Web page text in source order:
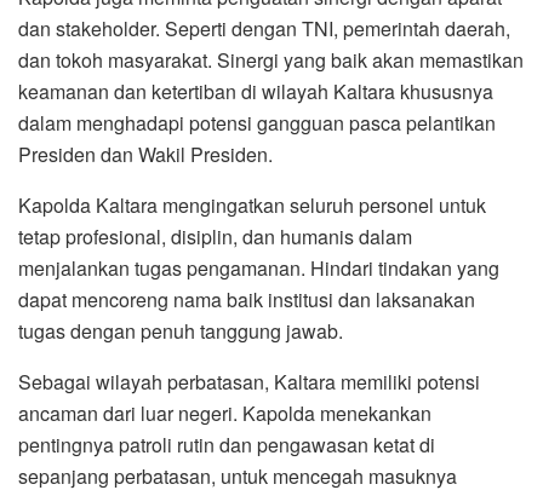
dan stakeholder. Seperti dengan TNI, pemerintah daerah,
dan tokoh masyarakat. Sinergi yang baik akan memastikan
keamanan dan ketertiban di wilayah Kaltara khususnya
dalam menghadapi potensi gangguan pasca pelantikan
Presiden dan Wakil Presiden.
Kapolda Kaltara mengingatkan seluruh personel untuk
tetap profesional, disiplin, dan humanis dalam
menjalankan tugas pengamanan. Hindari tindakan yang
dapat mencoreng nama baik institusi dan laksanakan
tugas dengan penuh tanggung jawab.
Sebagai wilayah perbatasan, Kaltara memiliki potensi
ancaman dari luar negeri. Kapolda menekankan
pentingnya patroli rutin dan pengawasan ketat di
sepanjang perbatasan, untuk mencegah masuknya